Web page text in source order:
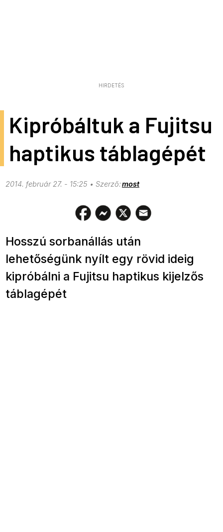
HIRDETÉS
Kipróbáltuk a Fujitsu
haptikus táblagépét
2014. február 27. - 15:25 most
Hosszú sorbanállás után
lehetőségünk nyílt egy rövid ideig
kipróbálni a Fujitsu haptikus kijelzős
táblagépét